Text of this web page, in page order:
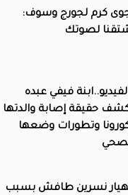
كرم لجورج وسوف:
لصوتك
فيفي عبده
حقيقة إصابة والدتها
وتطورات وضعها
نسرين طافش بسبب